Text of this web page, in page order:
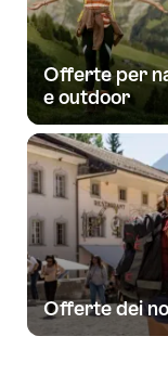
Offerte per
e outdoor
Offerte dei